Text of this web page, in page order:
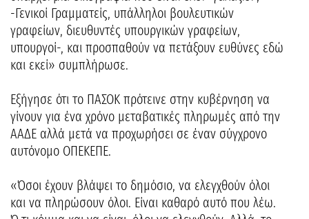
-Γενικοί Γραμματείς, υπάλληλοι βουλευτικών
γραφείων, διευθυντές υπουργικών γραφείων,
υπουργοί-, και προσπαθούν να πετάξουν ευθύνες εδώ
και εκεί» συμπλήρωσε.
Εξήγησε ότι το ΠΑΣΟΚ πρότεινε στην κυβέρνηση να
γίνουν για ένα χρόνο μεταβατικές πληρωμές από την
ΑΑΔΕ αλλά μετά να προχωρήσει σε έναν σύγχρονο
αυτόνομο ΟΠΕΚΕΠΕ.
«Όσοι έχουν βλάψει το δημόσιο, να ελεγχθούν όλοι
και να πληρώσουν όλοι. Είναι καθαρό αυτό που λέω.